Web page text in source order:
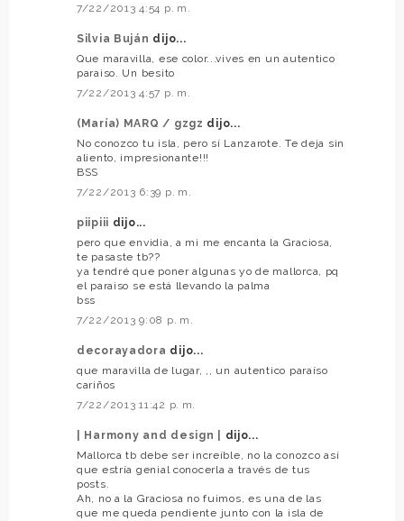
7/22/2013 4:54 p. m.
Silvia Buján dijo...
Que maravilla, ese color...vives en un autentico
paraiso. Un besito
7/22/2013 4:57 p. m.
(María) MARQ / gzgz dijo...
No conozco tu isla, pero sí Lanzarote. Te deja sin
aliento, impresionante!!!
BSS
7/22/2013 6:39 p. m.
piipiii dijo...
pero que envidia, a mi me encanta la Graciosa,
te pasaste tb??
ya tendré que poner algunas yo de mallorca, pq
el paraiso se está llevando la palma
bss
7/22/2013 9:08 p. m.
decorayadora dijo...
que maravilla de lugar, ,, un autentico paraíso
cariños
7/22/2013 11:42 p. m.
| Harmony and design |
dijo...
Mallorca tb debe ser increíble, no la conozco así
que estría genial conocerla a través de tus
posts.
Ah, no a la Graciosa no fuimos, es una de las
que me queda pendiente junto con la isla de